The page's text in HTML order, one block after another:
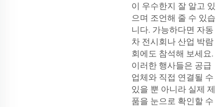
이 우수한지 잘 알고 있
으며 조언해 줄 수 있습
니다. 가능하다면 자동
차 전시회나 산업 박람
회에도 참석해 보세요.
이러한 행사들은 공급
업체와 직접 연결될 수
있을 뿐 아니라 실제 제
품을 눈으로 확인할 수